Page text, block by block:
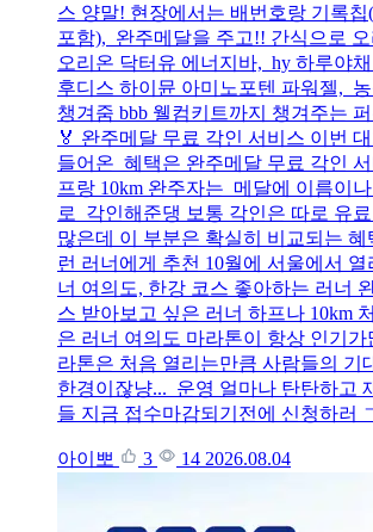
스 양말! 현장에서는 배번호랑 기록칩
포함), 완주메달을 주고!! 간식으로
오리온 닥터유 에너지바, hy 하루야
후디스 하이뮨 아미노포텐 파워젤, 농
챙겨줌 bbb 웰컴키트까지 챙겨주는
🏅 완주메달 무료 각인 서비스 이번
들어온 혜택은 완주메달 무료 각인
프랑 10km 완주자는 메달에 이름이
로 각인해준댕 보통 각인은 따로 유
많은데 이 부분은 확실히 비교되는 혜
런 러너에게 추천 10월에 서울에서 열
너 여의도, 한강 코스 좋아하는 러너
스 받아보고 싶은 러너 하프나 10km
은 러너 여의도 마라톤이 항상 인기
라톤은 처음 열리는만큼 사람들의 기
한경이잖냥... 운영 얼마나 탄탄하고
들 지금 접수마감되기전에 신청하러
아이뽀 3 14 2026.08.04